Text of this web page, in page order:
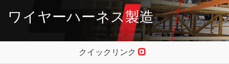
ワイヤーハーネス製造
クイックリンク